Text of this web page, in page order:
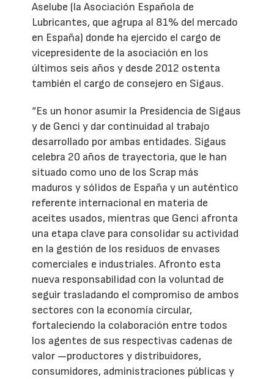
Aselube (la Asociación Española de
Lubricantes, que agrupa al 81% del mercado
en España) donde ha ejercido el cargo de
vicepresidente de la asociación en los
últimos seis años y desde 2012 ostenta
también el cargo de consejero en Sigaus.
“Es un honor asumir la Presidencia de Sigaus
y de Genci y dar continuidad al trabajo
desarrollado por ambas entidades. Sigaus
celebra 20 años de trayectoria, que le han
situado como uno de los Scrap más
maduros y sólidos de España y un auténtico
referente internacional en materia de
aceites usados, mientras que Genci afronta
una etapa clave para consolidar su actividad
en la gestión de los residuos de envases
comerciales e industriales. Afronto esta
nueva responsabilidad con la voluntad de
seguir trasladando el compromiso de ambos
sectores con la economía circular,
fortaleciendo la colaboración entre todos
los agentes de sus respectivas cadenas de
valor —productores y distribuidores,
consumidores, administraciones públicas y